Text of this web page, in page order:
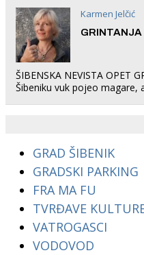
Karmen Jelčić
GRINTANJA
ŠIBENSKA NEVISTA OPET
Šibeniku vuk pojeo magare,
GRAD ŠIBENIK
GRADSKI PARKING
FRA MA FU
TVRĐAVE
VATROGASCI
VODOVOD